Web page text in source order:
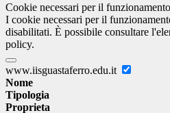
Cookie necessari per il funzionamento
I cookie necessari per il
disabilitati. È possibile consultare
policy.
www.iisguastaferro.edu.it
Nome
Tipologia
Proprieta